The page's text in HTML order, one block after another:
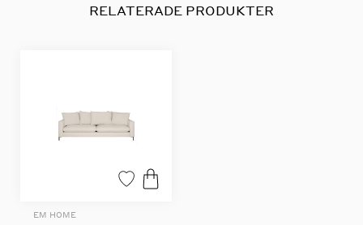
RELATERADE PRODUKTER
EM HOME